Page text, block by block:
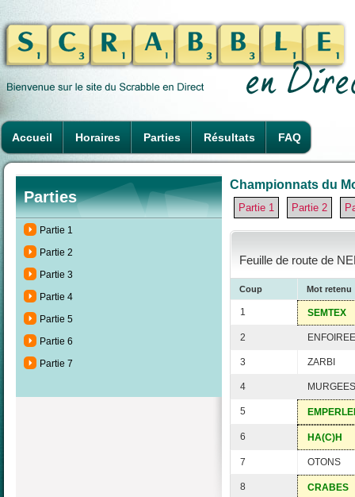
Accueil Horaires Parties Résultats FAQ
Parties
Partie 1
Partie 2
Partie 3
Partie 4
Partie 5
Partie 6
Partie 7
Championnats du
Partie 1 Partie 2
Feuille de route de
Coup Mot retenu
1 SEMTEX
2 ENFOIREE
3 ZARBI
4 MURGEES
5
6 HA(C)H
7 OTONS
8 CRABES